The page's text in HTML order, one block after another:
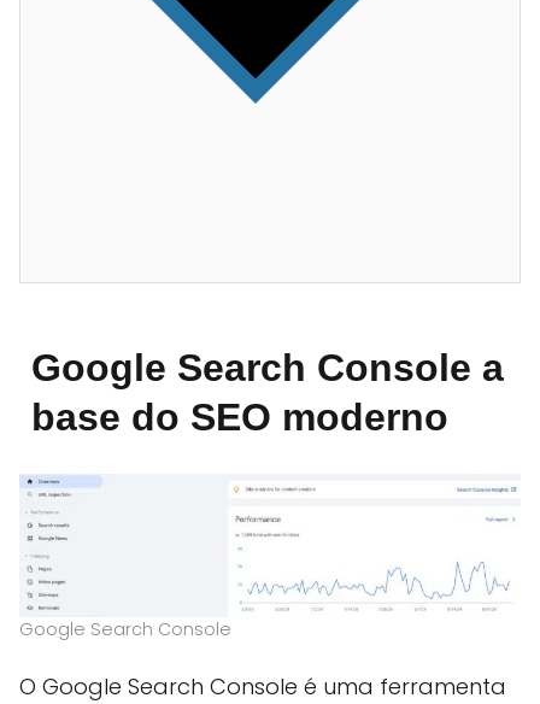
Google Search Console a
base do SEO moderno
Google Search Console
O Google Search Console é uma ferramenta